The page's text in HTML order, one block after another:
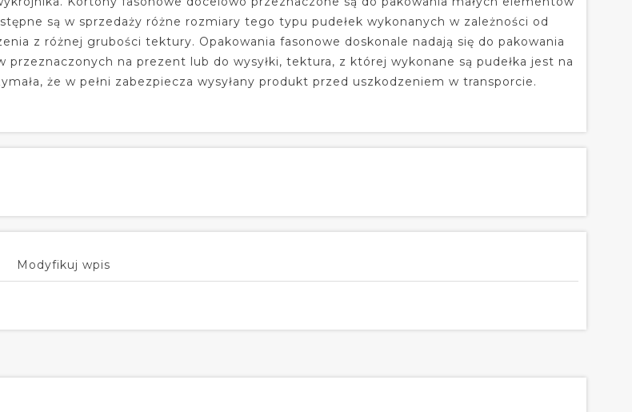
są w sprzedaży różne rozmiary tego typu pudełek wykonanych w zależności od
z różnej grubości tektury. Opakowania fasonowe doskonale nadają się do pakowania
przeznaczonych na prezent lub do wysyłki, tektura, z której wykonane są pudełka jest na
że w pełni zabezpiecza wysyłany produkt przed uszkodzeniem w transporcie.
Modyfikuj wpis